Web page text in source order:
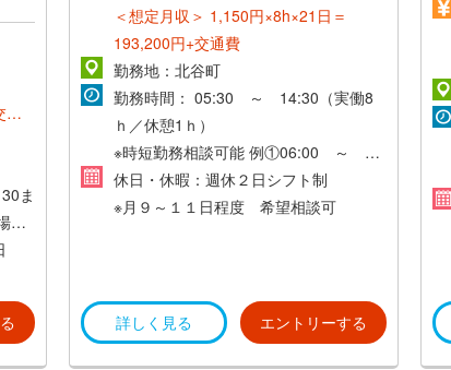
通
ま
合
＜想定月収＞ 1,150円×8h×21日＝
193,200円+交通費
勤務地：北谷町
勤務時間： 05:30 ～ 14:30（実働8
ｈ／休憩1ｈ）
※時短勤務相談可能 例①06:00 ～
11:30
例②07:00 ～ 12:30
休日・休暇：週休２日シフト制
※月９～１１日程度 希望相談可
詳しく見る エントリーする